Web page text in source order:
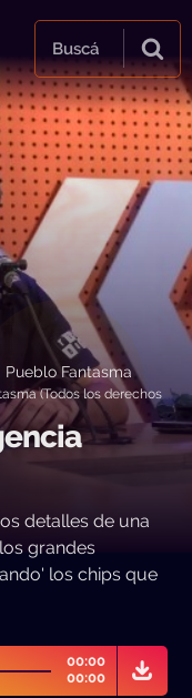
Buscá
Pueblo Fantasma
(Todos los derechos
detalles de una
grandes
los chips que
00:00
00:00